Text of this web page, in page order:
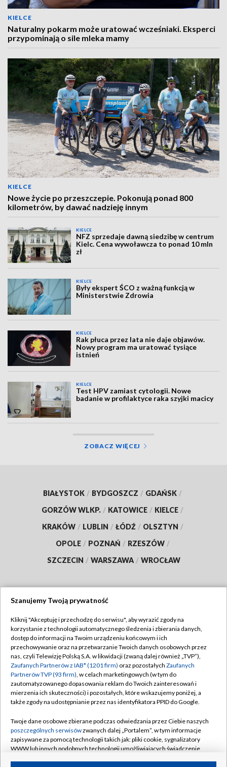
KIELCE
Naturalny pokarm może uratować wcześniaki. Eksperci
przypominają o sile mleka mamy
KIELCE
Nowe życie po przeszczepie. Pokonują ponad 800
kilometrów, by dawać nadzieję innym
KIELCE
NFZ sprzedaje dawną siedzibę w centrum
Kielc. Cena wywoławcza to ponad 10 mln
zł
KIELCE
Były ekspert ŚCO z ważną funkcją w
Ministerstwie Zdrowia
KIELCE
Rak płuca przez lata nie daje objawów.
Nowy program ma uratować tysiące
istnień
KIELCE
Test HPV zamiast cytologii. Nowe
badanie w profilaktyce raka szyjki macicy
ZOBACZ WIĘCEJ
BIAŁYSTOK / BYDGOSZCZ / GDAŃSK /
GORZÓW WLKP. / KATOWICE / KIELCE /
KRAKÓW / LUBLIN / ŁÓDŹ / OLSZTYN /
OPOLE / POZNAŃ / RZESZÓW /
SZCZECIN / WARSZAWA / WROCŁAW
TVP
Abonament TVP
Emisja w TVP
Centrum informacji TVP
Naziemna Telewizja Cyfrowa
Rada Programowa
System NOS
Informacje o nadawcy
Regulamin TVP
Polityka prywatności
Moje zgody
Pomoc
Kontakt
Kanały
Szanujemy Twoją prywatność
Kliknij "Akceptuję i przechodzę do serwisu", aby wyrazić zgody na
korzystanie z technologii automatycznego śledzenia i zbierania danych,
dostęp do informacji na Twoim urządzeniu końcowym i ich
przechowywanie oraz na przetwarzanie Twoich danych osobowych przez
nas, czyli Telewizję Polską S.A. w likwidacji (zwaną dalej również „TVP”),
Zaufanych Partnerów z IAB* (1201 firm) oraz pozostałych Zaufanych
Partnerów TVP (93 firm), w celach marketingowych (w tym do
zautomatyzowanego dopasowania reklam do Twoich zainteresowań i
mierzenia ich skuteczności) i pozostałych, które wskazujemy poniżej, a
także zgody na udostępnianie przez nas identyfikatora PPID do Google.
Twoje dane osobowe zbierane podczas odwiedzania przez Ciebie naszych
poszczególnych serwisówzwanych dalej „Portalem”, w tym informacje
zapisywane za pomocą technologii takich jak: pliki cookie, sygnalizatory
WWW lub innych podobnych technologii umożliwiających świadczenie